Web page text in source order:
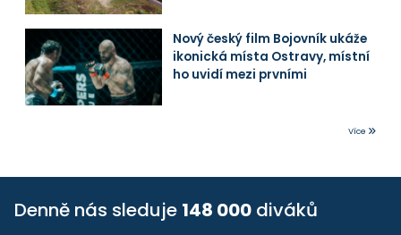
Nový český film Bojovník ukáže
ikonická místa Ostravy, místní
ho uvidí mezi prvními
Více
Denně nás sleduje 148 000 diváků